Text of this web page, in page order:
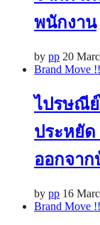
พนักงาน
by pp 20
Brand Move !!
ไปรษณีย์
ประหยัด
ออกจาก
by pp 16
Brand Move !!